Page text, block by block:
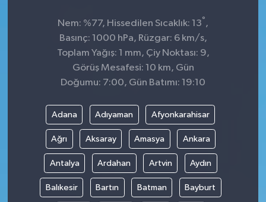
Nem: %77, Hissedilen Sıcaklık: 13° ,
Basınç: 1000 hPa, Rüzgar: 6 km/s,
Toplam Yağış: 1 mm, Çiy Noktası: 9,
Görüş Mesafesi: 10 km, Gün
Doğumu: 7:00, Gün Batımı: 19:10
Adana Adıyaman Afyonkarahisar
Ağrı Aksaray Amasya Ankara
Antalya Ardahan Artvin Aydın
Balıkesir Bartın Batman Bayburt